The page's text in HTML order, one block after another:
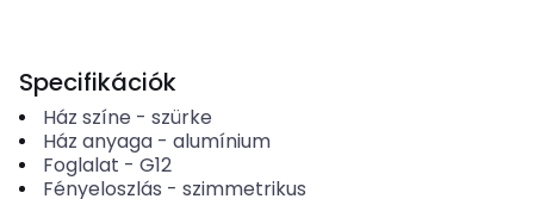
Specifikációk
Ház színe - szürke
Ház anyaga- alumínium
Foglalat - G12
Fényeloszlás - szimmetrikus